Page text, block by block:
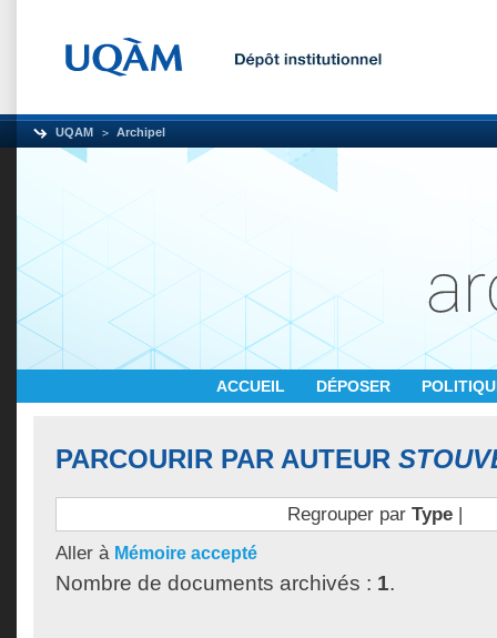
UQAM Archipel
ACCUEIL DÉPOSER
PARCOURIR PAR AUTEUR
Regrouper par Type|
Aller à Mémoire accepté
Nombre de documents archivés : 1.